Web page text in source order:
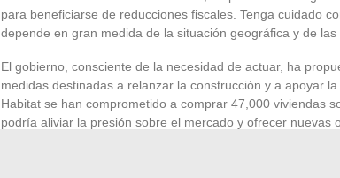
para beneficiarse de reducciones fiscales. Tenga cuidado
depende en gran medida de la situación geográfica y de las
El gobierno, consciente de la necesidad de actuar, ha
medidas destinadas a relanzar la construcción y a apoyar
Habitat se han comprometido a comprar 47,000 viviendas
podría aliviar la presión sobre el mercado y ofrecer nuevas